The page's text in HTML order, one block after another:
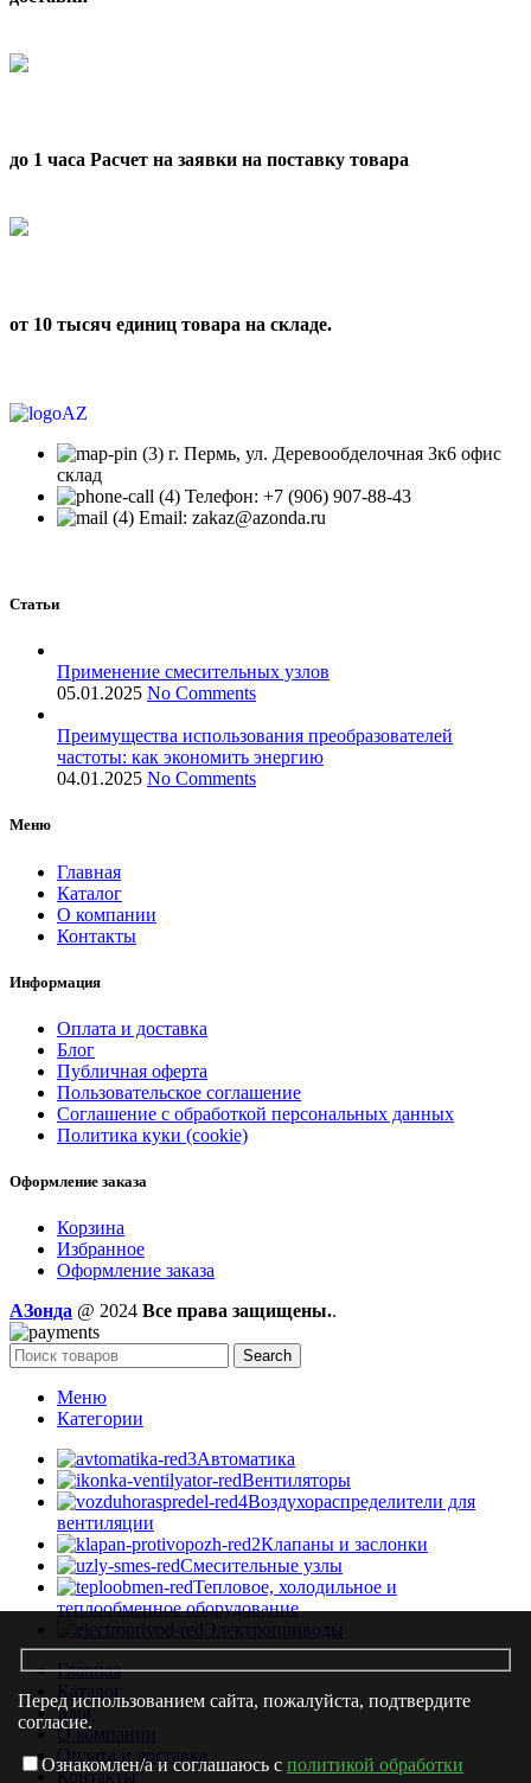
до 1 часа Расчет на заявки на поставку товара
от 10 тысяч единиц товара на складе.
г. Пермь, ул. Деревообделочная 3к6 офис
склад
Телефон: +7 (906) 907-88-43
Email: zakaz@azonda.ru
Статьи
Применение смесительных узлов
05.01.2025 No Comments
Преимущества использования преобразователей
частоты: как экономить энергию
04.01.2025 No Comments
Меню
Главная
Каталог
О компании
Контакты
Информация
Оплата и доставка
Блог
Публичная оферта
Пользовательское соглашение
Соглашение с обработкой персональных данных
Политика куки (cookie)
Оформление заказа
Корзина
Избранное
Оформление заказа
AЗонда @ 2024 Все права защищены..
Search
Меню
Категории
Автоматика
Вентиляторы
Воздухораспределители для
вентиляции
Клапаны и заслонки
Смесительные узлы
Тепловое, холодильное и
теплообменное оборудование
Электроприводы
Главная
Каталог
Блог
О компании
Оплата и доставка
Контакты
Перед использованием сайта, пожалуйста, подтвердите
согласие.
Ознакомлен/а и соглашаюсь с политикой обработки